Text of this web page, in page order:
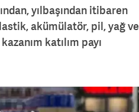
yılbaşından itibaren
akümülatör, pil, yağ ve
katılım payı